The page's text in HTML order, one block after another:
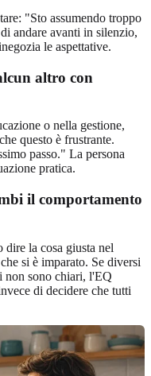
"Sto assumendo troppo
andare avanti in silenzio,
le aspettative.
altro con
o nella gestione,
questo è frustrante.
passo." La persona
pratica.
il comportamento
la cosa giusta nel
si è imparato. Se diversi
non sono chiari, l'EQ
di decidere che tutti